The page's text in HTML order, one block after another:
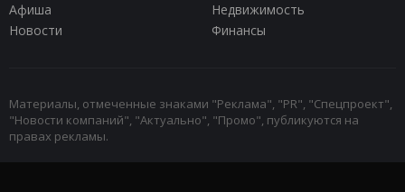
Афиша
Недвижимость
Новости
Финансы
Материалы, отмеченные знаками "Реклама", "PR", "Спецпроект",
"Новости компаний", "Актуально", "Промо", публикуются на
правах рекламы.